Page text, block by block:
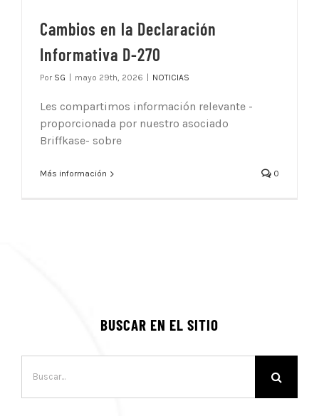
Cambios en la Declaración
Informativa D-270
Por SG | mayo 29th, 2026 | NOTICIAS
Les compartimos información relevante -
proporcionada por nuestro asociado
Briffkase- sobre
Más información 0
BUSCAR EN EL SITIO